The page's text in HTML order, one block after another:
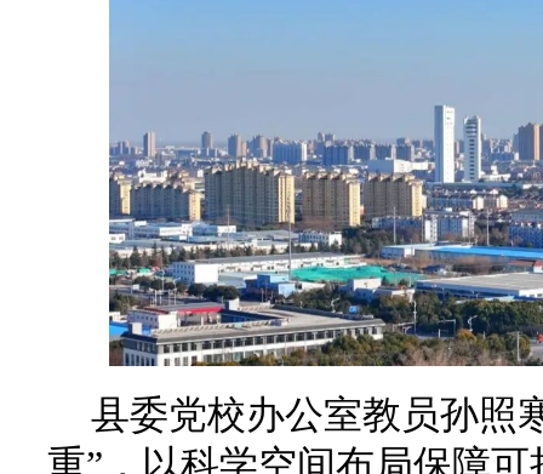
县委党校办公室教员孙照
重”，以科学空间布局保障